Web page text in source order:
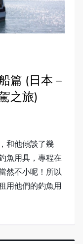
篇 (日本 –
之旅)
和他傾談了幾
魚用具，專程在
然不小呢！所以
用他們的釣魚用